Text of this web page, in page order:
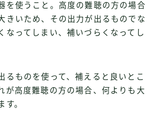
を使うこと。高度の難聴の方の場合
きいため、その出力が出るものでな
なってしまい、補いづらくなってし
るものを使って、補えると良いとこ
が高度難聴の方の場合、何よりも大
す。